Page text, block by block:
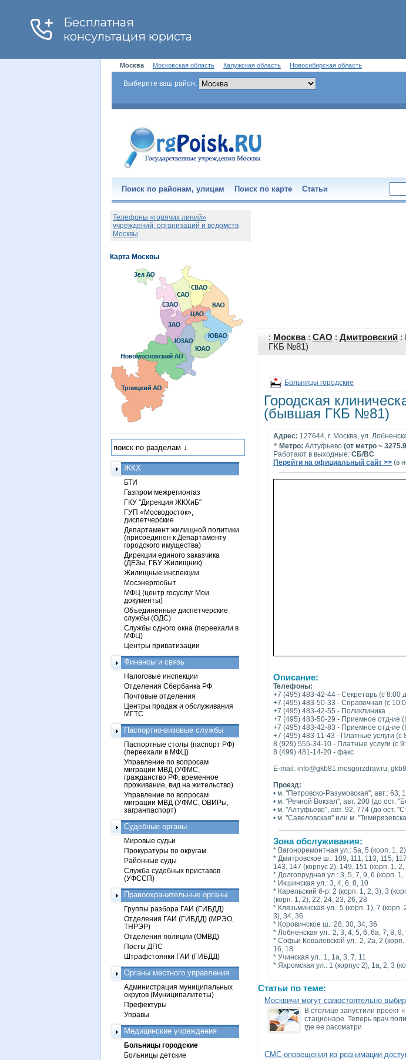
Москва Московская область Калужская область Новосибирская область
Выберите ваш район:
Поиск по районам, улицам Поиск по карте Статьи
: Москва: САО : Дмитровский :
ГКБ №81)
Больницы городские
Городская
(бывшая ГКБ №81)
Адрес: 127644, г. Москва, ул.
• Метро: Алтуфьево (от метро ~
Работают в выходные: СБ/ВС
Перейти на официальный сайт >> (в
Описание:
Телефоны:
+7 (495) 483-42-44 - Секретарь (с 8:00
+7 (495) 483-50-33 - Справочная (с
+7 (495) 483-42-55 - Поликлиника
+7 (495) 483-50-29 - Приемное отд-ие
+7 (495) 483-42-83 - Приемное отд-ие
+7 (495) 483-11-43 - Платные услуги (с
8 (929) 555-34-10 - Платные услуги (с
8 (499) 481-14-20 - факс
E-mail: info@gkb81.mosgorzdrav.ru,
Проезд:
• м. "Петровско-Разумовская", авт.:
• м. "Речной Вокзал", авт. 200 (до ост.
• м. "Алтуфьево", авт. 92, 774 (до ост.
• м. "Савеловская" или м.
Зона обслуживания:
* Вагоноремонтная ул.: 5а, 5 (корп. 1,
* Дмитровское ш.: 109, 111, 113, 115,
143, 147 (корпус 2), 149, 151 (корп. 1,
* Долгопрудная ул.: 3, 5, 7, 9, 6 (корп.
* Икшинская ул.: 3, 4, 6, 8, 10
* Карельский б-р: 2 (корп. 1, 2, 3), 3
(корп. 1, 2), 22, 24, 23, 26, 28
* Клязьминская ул.: 5 (корп. 1), 7
3), 34, 36
* Коровинское ш.: 28, 30, 34, 36
* Лобненская ул.: 2, 3, 4, 5, 6, 6а, 7, 8,
* Софьи Ковалевской ул.: 2, 2а, 2
16, 18
* Учинская ул.: 1, 1а, 3, 7, 11
* Яхромская ул.: 1 (корпус 2), 1а, 2, 3
Статьи по теме:
Москвичи могут самостоятельно
В столице запустили проект
стационаре. Теперь врач
где ее рассматри
СМС-оповещения из реанимации
Телефоны «горячих линий»
учреждений, организаций и ведомств
Москвы
ЖКХ
БТИ
Газпром межрегионгаз
ГКУ "Дирекция ЖКХиБ"
ГУП «Мосводосток»,
диспетчерские
Департамент жилищной политики
(присоединен к Департаменту
городского имущества)
Дирекции единого заказчика
(ДЕЗы, ГБУ Жилищник)
Жилищные инспекции
Мосэнергосбыт
МФЦ (центр госуслуг Мои
документы)
Объединенные диспетчерские
службы (ОДС)
Службы одного окна (переехали в
МФЦ)
Центры приватизации
Финансы и связь
Налоговые инспекции
Отделения Сбербанка РФ
Почтовые отделения
Центры продаж и обслуживания
МГТС
Паспортно-визовые службы
Паспортные столы (паспорт РФ)
(переехали в МФЦ)
Управление по вопросам
миграции МВД (УФМС,
гражданство РФ, временное
проживание, вид на жительство)
Управление по вопросам
миграции МВД (УФМС, ОВИРы,
загранпаспорт)
Судебные органы
Мировые судьи
Прокуратуры по округам
Районные суды
Служба судебных приставов
(УФССП)
Правоохранительные органы
Группы разбора ГАИ (ГИБДД)
Отделения ГАИ (ГИБДД) (МРЭО,
ТНРЭР)
Отделения полиции (ОМВД)
Посты ДПС
Штрафстоянки ГАИ (ГИБДД)
Органы местного управления
Администрация муниципальных
округов (Муниципалитеты)
Префектуры
Управы
Медицинские учреждения
Больницы городские
Больницы детские